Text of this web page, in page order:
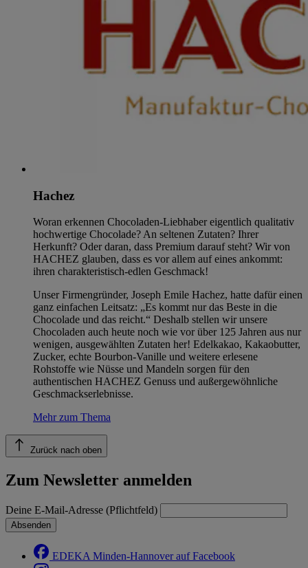
Hachez
Woran erkennen Chocoladen-Liebhaber eigentlich qualitativ
hochwertige Chocolade? An seltenen Zutaten? Ihrer
Herkunft? Oder daran, dass Premium darauf steht? Wir von
HACHEZ glauben, dass es vor allem auf eines ankommt:
ihren charakteristisch-edlen Geschmack!
Unser Firmengründer, Joseph Emile Hachez, hatte dafür einen
ganz einfachen Leitsatz: „Es kommt nur das Beste in die
Chocolade und das reicht.“ Deshalb stellen wir unsere
Chocoladen auch heute noch wie vor über 125 Jahren aus nur
wenigen, ausgewählten Zutaten her! Edelkakao, Kakaobutter,
Zucker, echte Bourbon-Vanille und weitere erlesene
Rohstoffe wie Nüsse und Mandeln sorgen für den
authentischen HACHEZ Genuss und außergewöhnliche
Geschmackserlebnisse.
Mehr zum Thema
Zurück nach oben
Zum Newsletter anmelden
Deine E-Mail-Adresse (Pflichtfeld)
Absenden
EDEKA Minden-Hannover auf Facebook